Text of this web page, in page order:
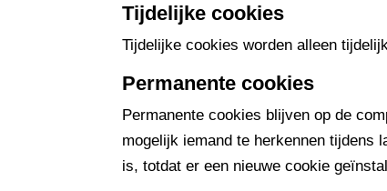
Tijdelijke cookies
Tijdelijke cookies worden alleen
Permanente cookies
Permanente cookies blijven op de
mogelijk iemand te herkennen tijdens
is, totdat er een nieuwe cookie